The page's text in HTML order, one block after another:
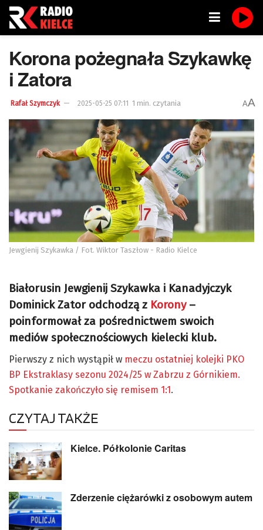
Korona pożegnała Szykawkę
i Zatora
Rafał Szymczyk 2025-05-25 07:11 1 min. czytania AA
Jewgienij Szykawka / Fot. Wiktor Taszłow - Radio Kielce
Białorusin Jewgienij Szykawka i Kanadyjczyk
Dominick Zator odchodzą z Korony–
poinformował za pośrednictwem swoich
mediów społecznościowych kielecki klub.
Pierwszy z nich wystąpił w meczu ostatniej kolejki PKO
BP Ekstraklasy sezonu 2024/25 w Zabrzu z Górnikiem.
Spotkanie zakończyło się remisem 1:1.
CZYTAJ TAKŻE
Kielce. Półkolonie Caritas
Zderzenie ciężarówki z osobowym autem